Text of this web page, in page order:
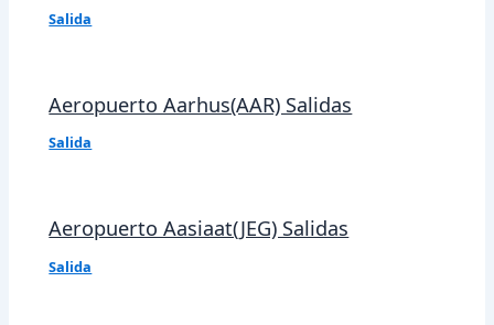
Salida
Aeropuerto Aarhus(AAR) Salidas
Salida
Aeropuerto Aasiaat(JEG) Salidas
Salida